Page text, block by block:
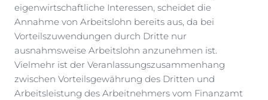
eigenwirtschaftliche Interessen, scheidet die
Annahme von Arbeitslohn bereits aus, da bei
Vorteilszuwendungen durch Dritte nur
ausnahmsweise Arbeitslohn anzunehmen ist.
Vielmehr ist der Veranlassungszusammenhang
zwischen Vorteilsgewährung des Dritten und
Arbeitsleistung des Arbeitnehmers vom Finanzamt